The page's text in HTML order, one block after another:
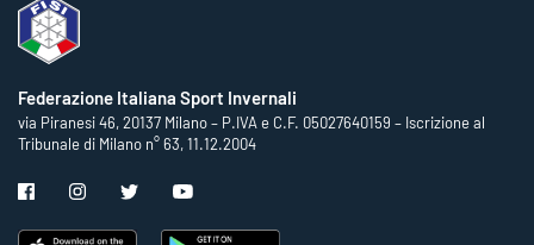
Federazione Italiana Sport Invernali
via Piranesi 46, 20137 Milano – P.IVA e C.F. 05027640159 – Iscrizione al
Tribunale di Milano n° 63, 11.12.2004